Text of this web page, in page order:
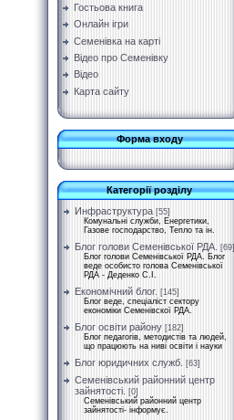
Гостьова книга
Онлайн ігри
Семенівка на карті
Відео про Семенівку
Відео
Карта сайту
Форма входу
Категорії розділу
Инфраструктура [55]
Комунальні служби, Енергетики,
Газове господарство, Тепло та ін.
Блог голови Семенівської РДА.
[69]
Блог голови Семенівської РДА. Блог
веде особисто голова Семенівської
РДА - Деденко С.І.
Економічний блог. [145]
Блог веде, спеціаліст сектору
економіки Семенівскої РДА.
Блог освіти району [182]
Блог педагогів, методистів та людей,
що працюють на ниві освіти і науки
Блог юридичних служб. [63]
Семенівський районний центр
зайнятості.
[0]
Семенівський районний центр
зайнятості- інформує.